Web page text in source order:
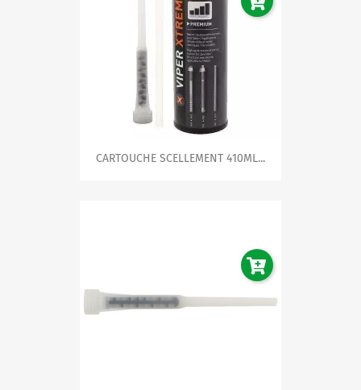
importantes, ces fixations assurent une tenue solide et
de longue durée, que ce soit dans le béton, la
maçonnerie ou d'autres surfaces solides.
N'attendez plus pour sécuriser vos applications les plus
exigeantes. Explorez notre catégorie de produits de
scellement, et faites l'expérience d'une qualité et d'une
performance hors pair.
Achetez dès maintenant
bénéficiez d'une livraison rapide ainsi que d'un service
client exceptionnel prêt à vous accompagner dans tous
vos projets. Faites confiance à notre expertise pour
garantir la réussite de chacune de vos entreprises!
CARTOUCHE SCELLEMENT 410ML...